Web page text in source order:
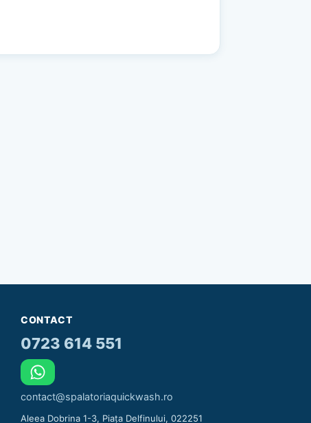
CONTACT
0723 614 551
contact@spalatoriaquickwash.ro
Aleea Dobrina 1-3, Piața Delfinului, 022251